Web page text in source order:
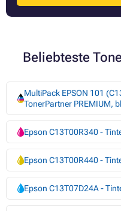
Beliebteste
MultiPack EPSON 101
TonerPartner PREMIUM,
Epson C13T00R340 -
Epson C13T00R440 -
Epson C13T07D24A -